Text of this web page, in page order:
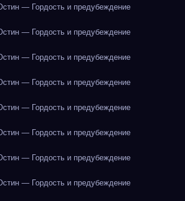
— Гордость и предубеждение
— Гордость и предубеждение
— Гордость и предубеждение
— Гордость и предубеждение
— Гордость и предубеждение
— Гордость и предубеждение
— Гордость и предубеждение
— Гордость и предубеждение